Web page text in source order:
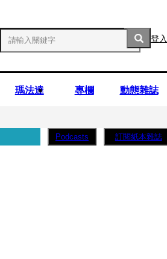
登入
瑪法達 專欄 動態雜誌
Podcasts 訂閱紙本雜誌